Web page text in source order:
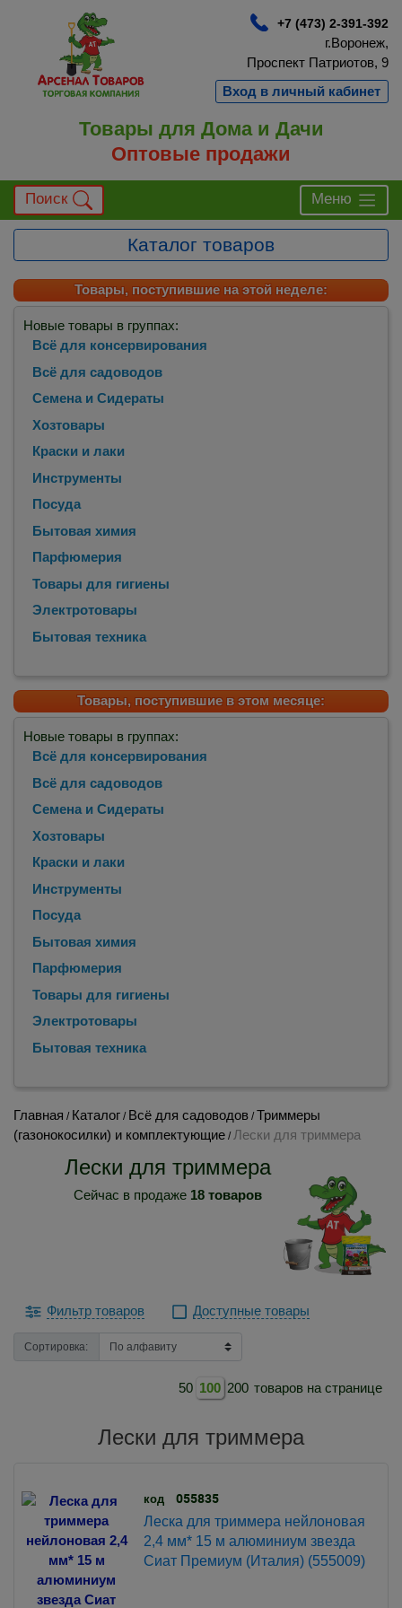
+7 (473) 2-391-392
г.Воронеж,
Проспект Патриотов, 9
Вход в личный кабинет
Товары для Дома и Дачи
Оптовые продажи
Поиск Меню
Каталог товаров
Товары, поступившие на этой неделе:
Новые товары в группах:
Всё для консервирования
Всё для садоводов
Семена и Сидераты
Хозтовары
Краски и лаки
Инструменты
Посуда
Бытовая химия
Парфюмерия
Товары для гигиены
Электротовары
Бытовая техника
Товары, поступившие в этом месяце:
Новые товары в группах:
Всё для консервирования
Всё для садоводов
Семена и Сидераты
Хозтовары
Краски и лаки
Инструменты
Посуда
Бытовая химия
Парфюмерия
Товары для гигиены
Электротовары
Бытовая техника
Главная / Каталог / Всё для садоводов /Триммеры
(газонокосилки) и комплектующие / Лески для триммера
Лески для триммера
Сейчас в продаже 18 товаров
Фильтр товаров Доступные товары
Сортировка:
50 100 200 товаров на странице
Лески для триммера
код 055835
Леска для триммера нейлоновая
2,4 мм* 15 м алюминиум звезда
Сиат Премиум (Италия) (555009)